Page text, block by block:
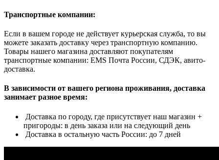
Транспортные компании:
Если в вашем городе не действует курьерская служба, то вы
можете заказать доставку через транспортную компанию.
Товары нашего магазина доставляют покупателям
транспортные компании: EMS Почта России, СДЭК, авито-
доставка.
В зависимости от вашего региона проживания, доставка
занимает разное время:
Доставка по городу, где присутствует наш магазин +
пригороды: в день заказа или на следующий день
Доставка в остальную часть России: до 7 дней